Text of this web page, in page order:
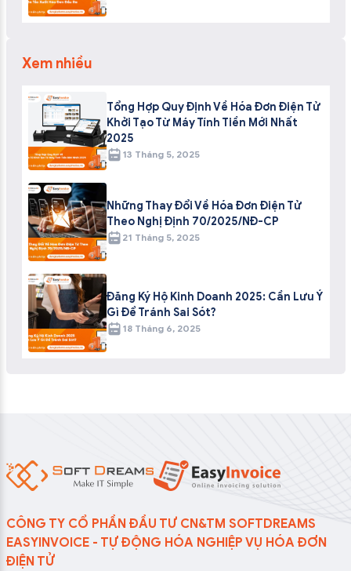
Xem nhiều
Tổng Hợp Quy Định Về Hóa Đơn Điện Tử
Khởi Tạo Từ Máy Tính Tiền Mới Nhất
2025
13 Tháng 5, 2025
Những Thay Đổi Về Hóa Đơn Điện Tử
Theo Nghị Định 70/2025/NĐ-CP
21 Tháng 5, 2025
Đăng Ký Hộ Kinh Doanh 2025: Cần Lưu Ý
Gì Để Tránh Sai Sót?
18 Tháng 6, 2025
CÔNG TY CỔ PHẦN ĐẦU TƯ CN&TM SOFTDREAMS
EASYINVOICE - TỰ ĐỘNG HÓA NGHIỆP VỤ HÓA ĐƠN
ĐIỆN TỬ